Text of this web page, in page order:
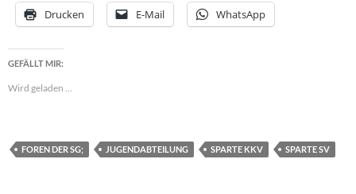
Drucken E-Mail WhatsApp
GEFÄLLT MIR:
Wird geladen …
FOREN DER SG; JUGENDABTEILUNG SPARTE KKV SPARTE SV